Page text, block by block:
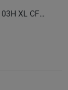
COMFORSER Автошина 225/60 R17 103H XL CF1100 RWL лето